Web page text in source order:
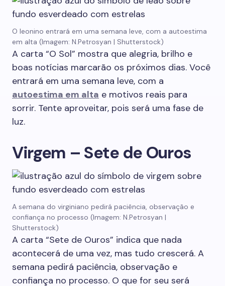
O leonino entrará em uma semana leve, com a autoestima
em alta (Imagem: N.Petrosyan | Shutterstock)
A carta “O Sol” mostra que alegria, brilho e
boas notícias marcarão os próximos dias. Você
entrará em uma semana leve, com a
autoestima em alta e motivos reais para
sorrir. Tente aproveitar, pois será uma fase de
luz.
Virgem – Sete de Ouros
A semana do virginiano pedirá paciência, observação e
confiança no processo (Imagem: N.Petrosyan |
Shutterstock)
A carta “Sete de Ouros” indica que nada
acontecerá de uma vez, mas tudo crescerá. A
semana pedirá paciência, observação e
confiança no processo. O que for seu será